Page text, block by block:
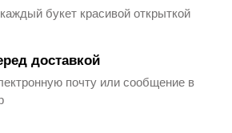
букет красивой открыткой
доставкой
почту или сообщение в